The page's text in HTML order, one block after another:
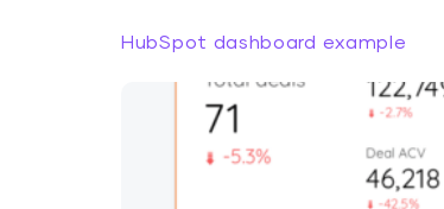
HubSpot dashboard example